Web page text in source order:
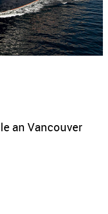
an Vancouver